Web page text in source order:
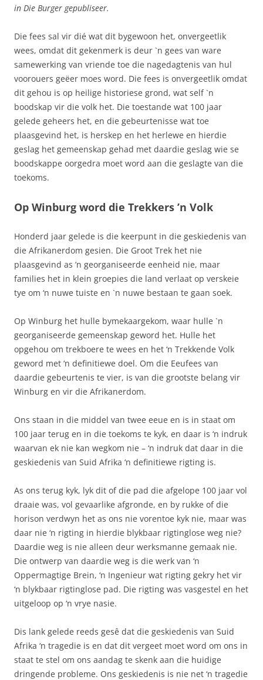
in Die Burger gepubliseer.
Die fees sal vir dié wat dit bygewoon het, onvergeetlik
wees, omdat dit gekenmerk is deur `n gees van ware
samewerking van vriende toe die nagedagtenis van hul
voorouers geëer moes word. Die fees is onvergeetlik omdat
dit gehou is op heilige historiese grond, wat self `n
boodskap vir die volk het. Die toestande wat 100 jaar
gelede geheers het, en die gebeurtenisse wat toe
plaasgevind het, is herskep en het herlewe en hierdie
geslag het gemeenskap gehad met daardie geslag wie se
boodskappe oorgedra moet word aan die geslagte van die
toekoms.
Op Winburg word die Trekkers ’n Volk
Honderd jaar gelede is die keerpunt in die geskiedenis van
die Afrikanerdom gesien. Die Groot Trek het nie
plaasgevind as ’n georganiseerde eenheid nie, maar
families het in klein groepies die land verlaat op verskeie
tye om ‘n nuwe tuiste en `n nuwe bestaan te gaan soek.
Op Winburg het hulle bymekaargekom, waar hulle `n
georganiseerde gemeenskap geword het. Hulle het
opgehou om trekboere te wees en het ‘n Trekkende Volk
geword met ‘n definitiewe doel. Om die Eeufees van
daardie gebeurtenis te vier, is van die grootste belang vir
Winburg en vir die Afrikanerdom.
Ons staan in die middel van twee eeue en is in staat om
100 jaar terug en in die toekoms te kyk, en daar is ‘n indruk
waarvan ek nie kan wegkom nie – ‘n indruk dat daar in die
geskiedenis van Suid Afrika ‘n definitiewe rigting is.
As ons terug kyk, lyk dit of die pad die afgelope 100 jaar vol
draaie was, vol gevaarlike afgronde, en by rukke of die
horison verdwyn het as ons nie vorentoe kyk nie, maar was
daar nie ‘n rigting in hierdie blykbaar rigtinglose weg nie?
Daardie weg is nie alleen deur werksmanne gemaak nie.
Die ontwerp van daardie weg is die werk van ‘n
Oppermagtige Brein, ‘n Ingenieur wat rigting gekry het vir
‘n blykbaar rigtinglose pad. Die rigting was vasgestel en het
uitgeloop op ‘n vrye nasie.
Dis lank gelede reeds gesê dat die geskiedenis van Suid
Afrika ‘n tragedie is en dat dit vergeet moet word om ons in
staat te stel om ons aandag te skenk aan die huidige
dringende probleme. Ons geskiedenis is nie net ‘n tragedie